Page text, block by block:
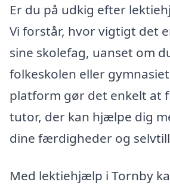
Er du på udkig efter
Vi forstår, hvor vigtigt det
sine skolefag, uanset om
folkeskolen eller
platform gør det enkelt at
tutor, der kan hjælpe dig
dine færdigheder og
Med lektiehjælp i Tornby